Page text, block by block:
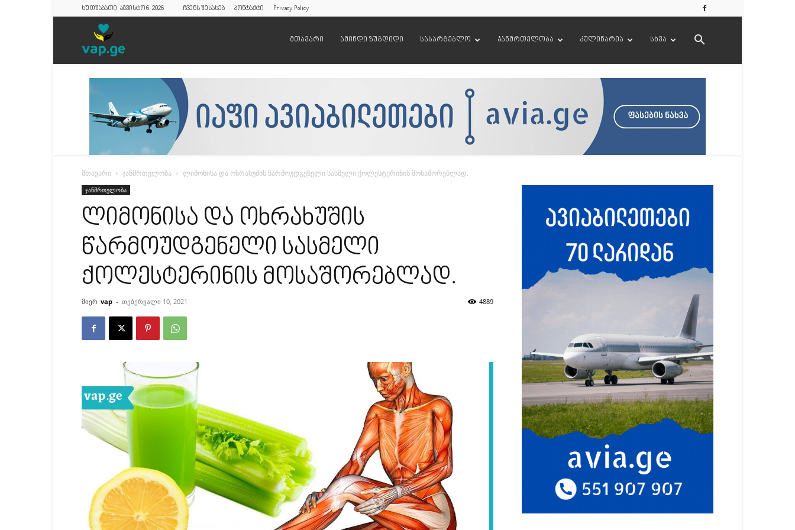
ხუთშაბათი, აგვისტო 6, 2026 ჩვენს შესახებ კონტაქტი Privacy Policy
მთავარი ამინდი ზუგდიდი სასარგებლო ჯანმრთელობა კულინარია სხვა
მთავარი ჯანმრთელობა ლიმონისა და ოხრახუშის წარმოუდგენელი სასმელი ქოლესტერინის მოსაშორებლად.
ჯანმრთელობა
ლიმონისა და ოხრახუშის
წარმოუდგენელი სასმელი
ქოლესტერინის მოსაშორებლად.
მიერ vap - თებერვალი 10, 2021 4889